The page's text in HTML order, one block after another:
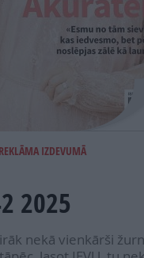
REKLĀMA IZDEVUMĀ
2025
nekā vienkārši